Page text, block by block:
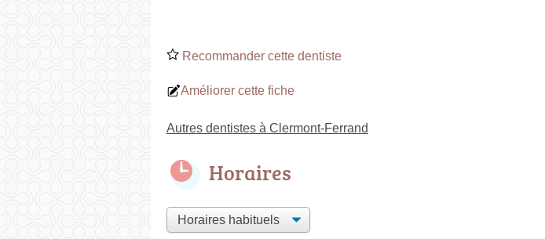
Recommander cette dentiste
Améliorer cette fiche
Autres dentistes à Clermont-Ferrand
Horaires